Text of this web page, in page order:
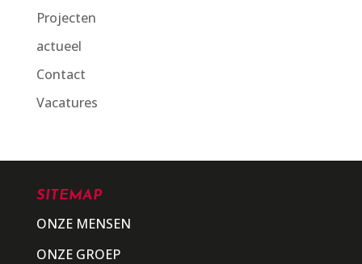
Projecten
actueel
Contact
Vacatures
SITEMAP
ONZE MENSEN
ONZE GROEP